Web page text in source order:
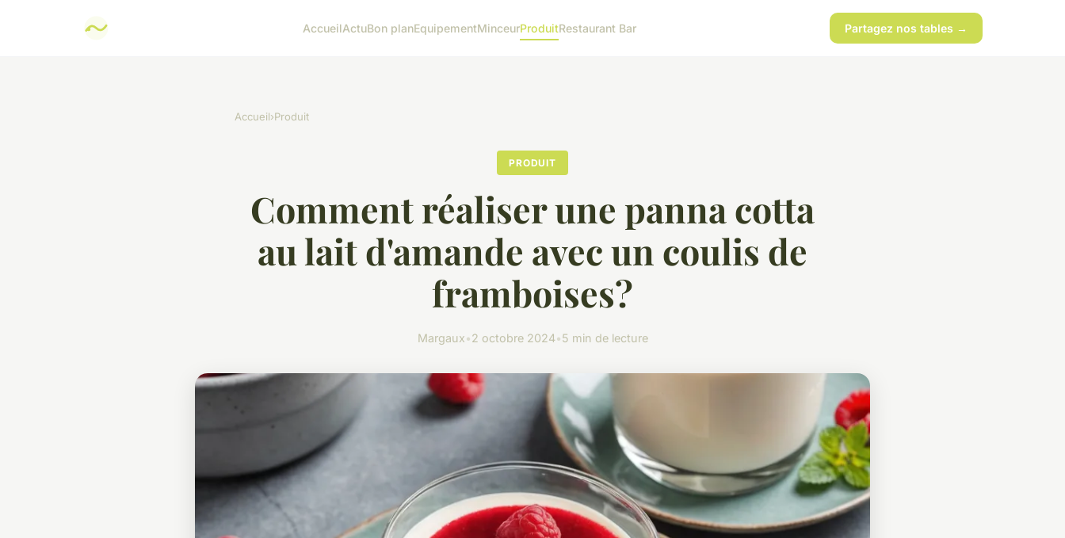
AccueilActuBon planEquipementMinceurProduitRestaurant Bar Partagez nos tables →
Accueil›Produit
PRODUIT
Comment réaliser une panna cotta
au lait d'amande avec un coulis de
framboises?
Margaux•2 octobre 2024•5 min de lecture